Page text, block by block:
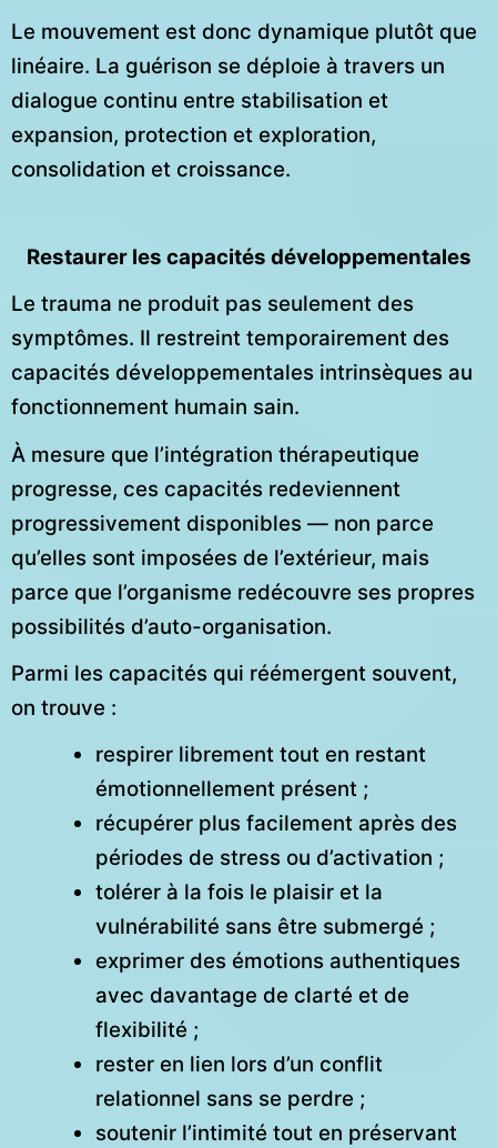
Le mouvement est donc dynamique plutôt que
linéaire. La guérison se déploie à travers un
dialogue continu entre stabilisation et
expansion, protection et exploration,
consolidation et croissance.
Restaurer les capacités développementales
Le trauma ne produit pas seulement des
symptômes. Il restreint temporairement des
capacités développementales intrinsèques au
fonctionnement humain sain.
À mesure que l’intégration thérapeutique
progresse, ces capacités redeviennent
progressivement disponibles — non parce
qu’elles sont imposées de l’extérieur, mais
parce que l’organisme redécouvre ses propres
possibilités d’auto-organisation.
Parmi les capacités qui réémergent souvent,
on trouve :
respirer librement tout en restant
émotionnellement présent ;
récupérer plus facilement après des
périodes de stress ou d’activation ;
tolérer à la fois le plaisir et la
vulnérabilité sans être submergé ;
exprimer des émotions authentiques
avec davantage de clarté et de
flexibilité ;
rester en lien lors d’un conflit
relationnel sans se perdre ;
soutenir l’intimité tout en préservant